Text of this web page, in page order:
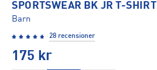
SPORTSWEAR BK JR T-SHIRT
Barn
28 recensioner
175 kr